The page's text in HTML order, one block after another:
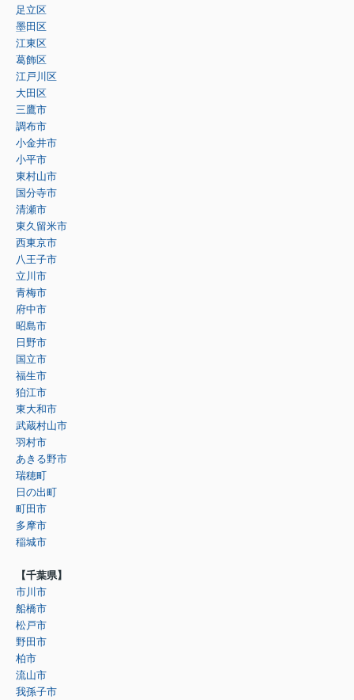
足立区
墨田区
江東区
葛飾区
江戸川区
大田区
三鷹市
調布市
小金井市
小平市
東村山市
国分寺市
清瀬市
東久留米市
西東京市
八王子市
立川市
青梅市
府中市
昭島市
日野市
国立市
福生市
狛江市
東大和市
武蔵村山市
羽村市
あきる野市
瑞穂町
日の出町
町田市
多摩市
稲城市
【千葉県】
市川市
船橋市
松戸市
野田市
柏市
流山市
我孫子市